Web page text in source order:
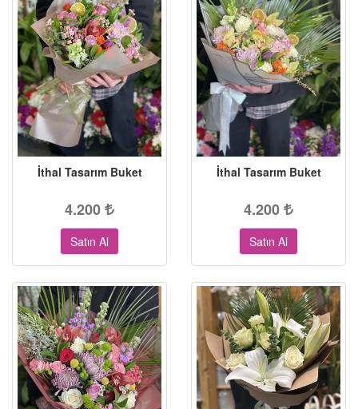
İthal Tasarım Buket
4.200
Satın Al
İthal Tasarım Buket
4.200
Satın Al